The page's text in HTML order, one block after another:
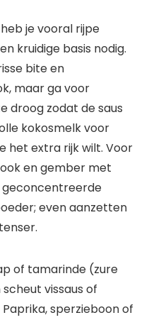
je vooral rijpe
kruidige basis nodig.
bite en
maar ga voor
droog zodat de saus
kokosmelk voor
het extra rijk wilt. Voor
en gember met
even aanzetten
of tamarinde (zure
vissaus of
sperzieboon of